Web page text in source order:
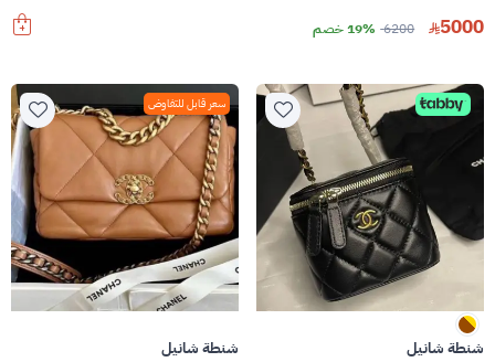
5000
6200 19% خصم
شنطة شانيل
سعر قابل للتفاوض
شنطة شانيل